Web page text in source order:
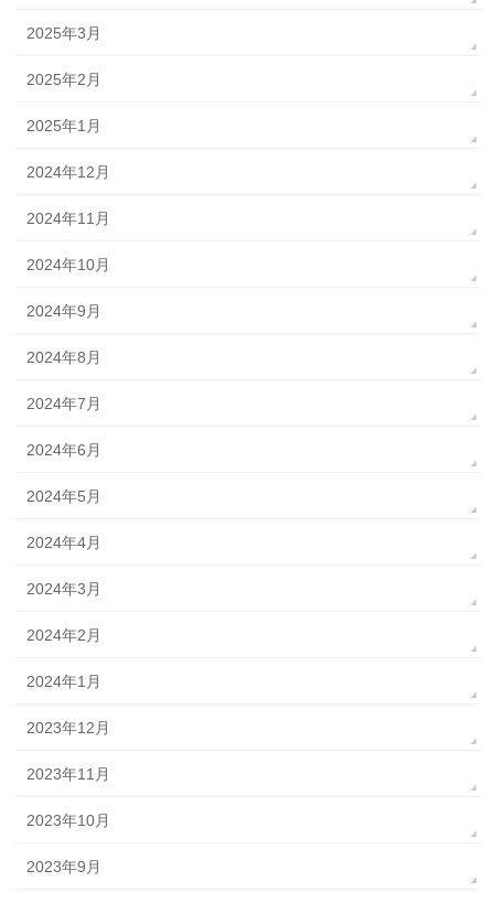
2025年3月
2025年2月
2025年1月
2024年12月
2024年11月
2024年10月
2024年9月
2024年8月
2024年7月
2024年6月
2024年5月
2024年4月
2024年3月
2024年2月
2024年1月
2023年12月
2023年11月
2023年10月
2023年9月